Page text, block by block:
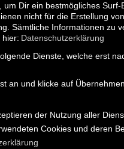
Dir ein bestmögliches Surf-
nicht für die Erstellung
Sämtliche Informationen zu
hier: Datenschutzerklärung
Dienste, welche erst
an und klicke auf
der Nutzung aller
Cookies und deren